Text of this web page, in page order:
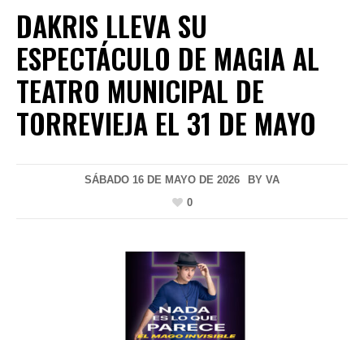
DAKRIS LLEVA SU
ESPECTÁCULO DE MAGIA AL
TEATRO MUNICIPAL DE
TORREVIEJA EL 31 DE MAYO
SÁBADO 16 DE MAYO DE 2026 BY VA
0